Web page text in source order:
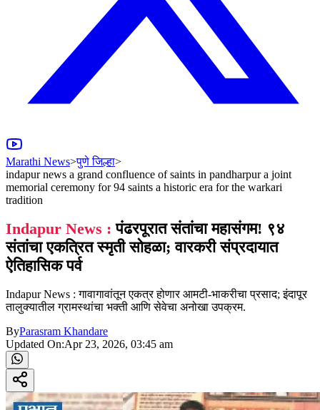
Marathi News>पुणे जिल्हा>
indapur news a grand confluence of saints in pandharpur a joint
memorial ceremony for 94 saints a historic era for the warkari
tradition
Indapur News : पंढरपूरात संतांचा महासंगम! ९४
संतांचा एकत्रित स्मृती सोहळा; वारकरी संप्रदायात
ऐतिहासिक पर्व
Indapur News : गावागावांतून एकत्र होणार आमटी-भाकरीचा प्रसाद; इंदापूर
तालुक्यातील ग्रामस्थांचा भक्ती आणि सेवेचा अनोखा उपक्रम.
ByParasram Khandare
Updated On:Apr 23, 2026, 03:45 am